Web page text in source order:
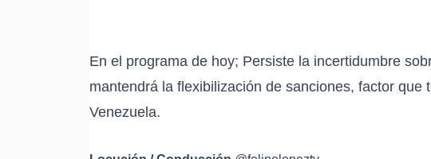
En el programa de hoy; Persiste la incertidumbre
mantendrá la flexibilización de sanciones, factor
Venezuela.